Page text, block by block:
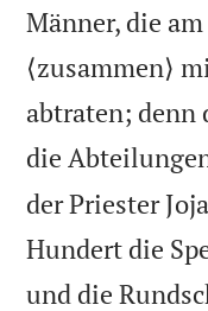
Männer, die
⟨zusammen⟩
abtraten; denn
die
der Priester
Hundert die
und die